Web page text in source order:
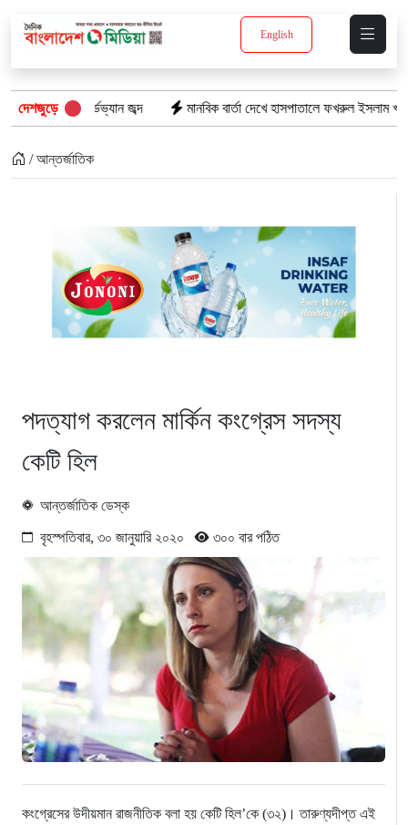
English
দেশজুড়েজব্দ মানবিক বার্তা দেখে হাসপাতালে ফখরুল ইসলাম খান সিআইপি
/ আন্তর্জাতিক
পদত্যাগ করলেন মার্কিন কংগ্রেস সদস্য
কেটি হিল
আন্তর্জাতিক ডেস্ক
বৃহস্পতিবার, ৩০ জানুয়ারি ২০২০ ৩০০ বার পঠিত
কংগ্রেসের উদীয়মান রাজনীতিক বলা হয় কেটি হিল’কে (৩২)। তারুণ্যদীপ্ত এই